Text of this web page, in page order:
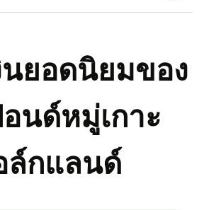
นยอดนิยมของ
นด์หมู่เกาะ
ล์กแลนด์